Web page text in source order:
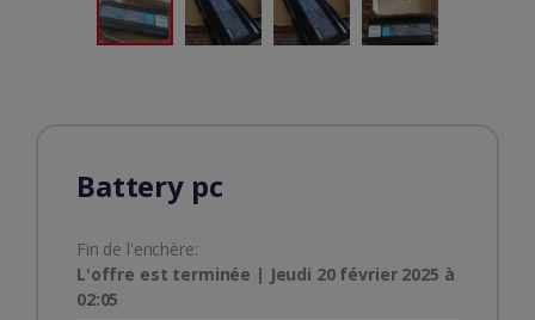
Battery pc
Fin de l'enchère:
L'offre est terminée | Jeudi 20 février 2025 à
02:05